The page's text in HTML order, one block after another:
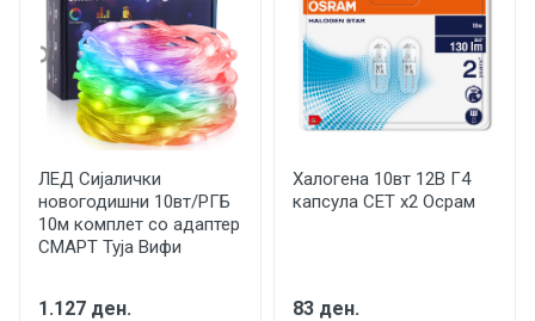
ЛЕД Сијалички
новогодишни 10вт/РГБ
10м комплет со адаптер
СМАРТ Туја Вифи
1.127 ден.
Халогена 10вт 12В Г4
капсула СЕТ х2 Осрам
83 ден.